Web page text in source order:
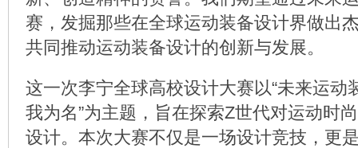
赛，发掘那些在全球运动装备设计界做出
共同推动运动装备设计的创新与发展。
这一次李宁全球高校设计大赛以“未来运
我为名”为主题，旨在探索Z世代对运动时
设计。本次大赛不仅是一场设计竞技，更